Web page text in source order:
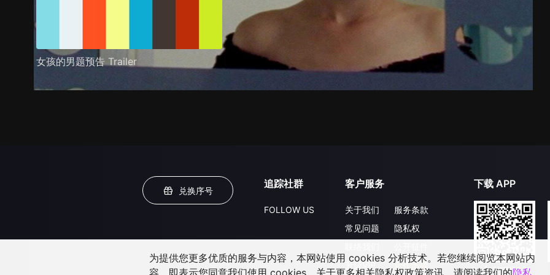
女孩的男题预告 Trailer
兑换序号
追踪社群
FOLLOW US
客户服务
关于我们
常见问题
升级VIP
服务条款
隐私权
合作洽談
下载 APP
为提供您更多优质的服务与内容，本网站使用 cookies 分析技术。若您继续阅览本网站内
容，即表示您同意我们使用 cookies，关于更多相关隐私权政策资讯，请阅读我们的隐私